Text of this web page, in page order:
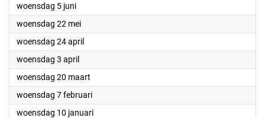
woensdag 5 juni2024
woensdag 22 mei2024
woensdag 24 april2024
woensdag 3 april2024
woensdag 20 maart
woensdag 7 februari2024
woensdag 10 januari2024